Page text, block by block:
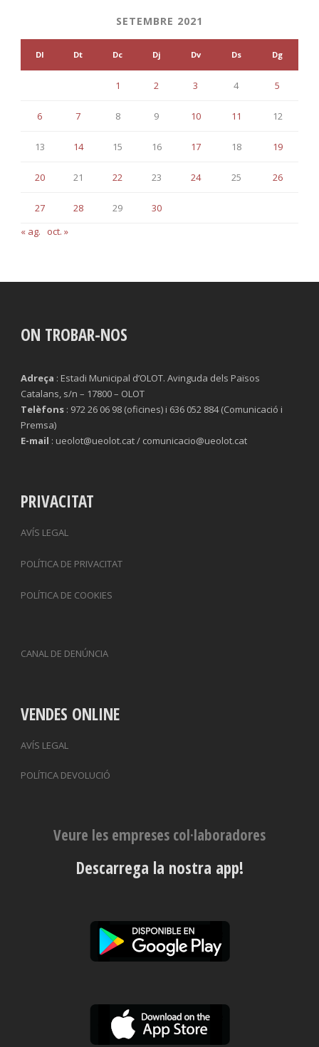
SETEMBRE 2021
Dl Dt Dc Dj Dv Ds Dg
1 2 3 4 5
6 7 8 9 10 11 12
13 14 15 16 17 18 19
20 21 22 23 24 25 26
27 28 29
30
« ag.
oct. »
ON TROBAR-NOS
Adreça : Estadi Municipal d’OLOT. Avinguda dels Països
Catalans, s/n – 17800 – OLOT
Telèfons : 972 26 06 98 (oficines) i 636 052 884 (Comunicació i
Premsa)
E-mail : ueolot@ueolot.cat / comunicacio@ueolot.cat
PRIVACITAT
AVÍS LEGAL
POLÍTICA DE PRIVACITAT
POLÍTICA DE COOKIES
CANAL DE DENÚNCIA
VENDES ONLINE
AVÍS LEGAL
POLÍTICA DEVOLUCIÓ
Veure les empreses col·laboradores
Descarrega la nostra app!